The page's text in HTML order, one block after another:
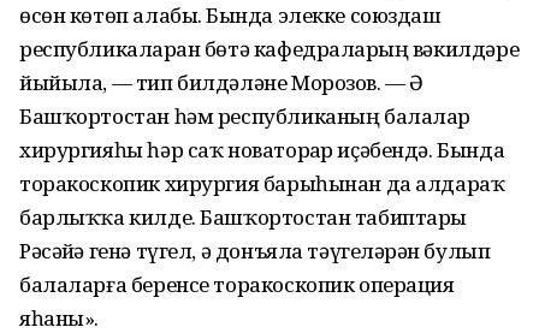
өсөн көтөп алабыҙ. Бында элекке союздаш
республикаларҙан бөтә кафедраларҙың вәкилдәре
йыйыла, — тип билдәләне Морозов. — Ә
Башҡортостан һәм республиканың балалар
хирургияһы һәр саҡ новаторҙар иҫәбендә. Бында
торакоскопик хирургия барыһынан да алдараҡ
барлыҡҡа килде. Башҡортостан табиптары
Рәсәйҙә генә түгел, ә донъяла тәүгеләрҙән булып
балаларға беренсе торакоскопик операция
яһаны».